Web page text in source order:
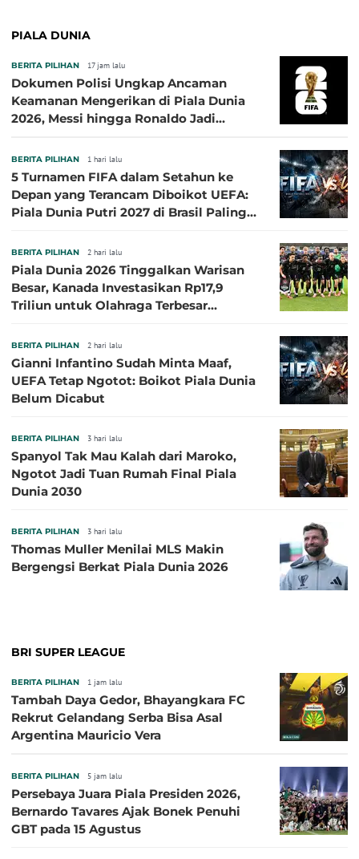
PIALA DUNIA
BERITA PILIHAN 17 jam lalu
Dokumen Polisi Ungkap Ancaman
Keamanan Mengerikan di Piala Dunia
2026, Messi hingga Ronaldo Jadi
BERITA PILIHAN 1 hari lalu
5 Turnamen FIFA dalam Setahun ke
Depan yang Terancam Diboikot UEFA:
Piala Dunia Putri 2027 di Brasil Paling
BERITA PILIHAN 2 hari lalu
Piala Dunia 2026 Tinggalkan Warisan
Besar, Kanada Investasikan Rp17,9
Triliun untuk Olahraga Terbesar
BERITA PILIHAN 2 hari lalu
Gianni Infantino Sudah Minta Maaf,
UEFA Tetap Ngotot: Boikot Piala Dunia
Belum Dicabut
BERITA PILIHAN 3 hari lalu
Spanyol Tak Mau Kalah dari Maroko,
Ngotot Jadi Tuan Rumah Final Piala
Dunia 2030
BERITA PILIHAN 3 hari lalu
Thomas Muller Menilai MLS Makin
Bergengsi Berkat Piala Dunia 2026
BRI SUPER LEAGUE
BERITA PILIHAN 1 jam lalu
Tambah Daya Gedor, Bhayangkara FC
Rekrut Gelandang Serba Bisa Asal
Argentina Mauricio Vera
BERITA PILIHAN 5 jam lalu
Persebaya Juara Piala Presiden 2026,
Bernardo Tavares Ajak Bonek Penuhi
GBT pada 15 Agustus